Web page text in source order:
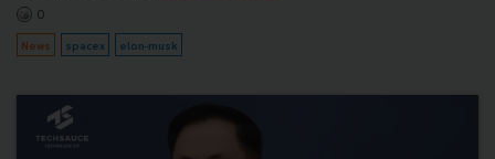
0
News spacex elon-musk